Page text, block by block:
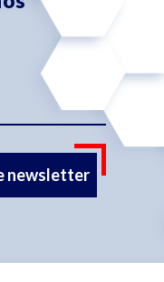
newsletter